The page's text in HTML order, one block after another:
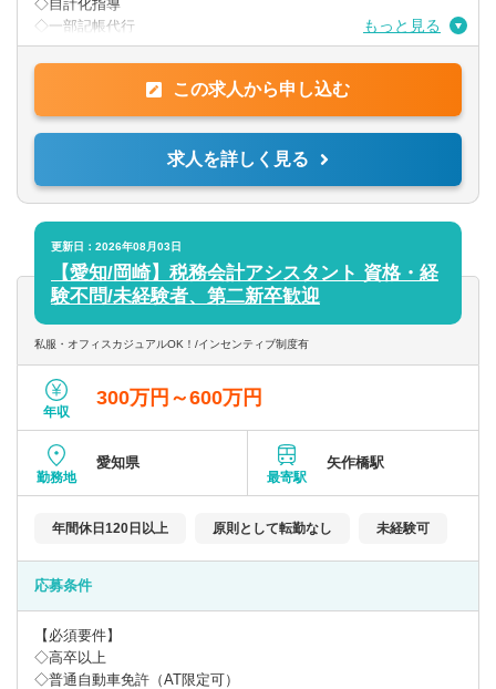
◇自分事としてとらえることができること
◇新しいことに興味のある方
◇周囲の人と協力し、業務を勧められる方
◇成長意欲・向上心のある方
◇自計化指導
◇一部記帳代行
監査担当者として顧客先を訪問し、
自計化支援や税務業務のサポートをします。
※入社後半年以内には顧客担当をお任せいたします。
記帳代行先については入力担当者にお願いして入力してもらいま
す。
※自身で入力していただく場合もございます。
【特徴】
◇岩月靖夫税理士事務所は税務だけではなく、成長経営にこだわ
る税理士事務所です。
◇成長経営のパートナーとして、長期的に寄り添いながら質の良
い確かなサービスを提供しています。
◇個人：法人は7：3です。
TKC・MF
もっと見る
この求人から申し込む
求人を詳しく見る
更新日：2026年08月03日
【愛知/岡崎】税務会計アシスタント 資格・経
験不問/未経験者、第二新卒歓迎
私服・オフィスカジュアルOK！/インセンティブ制度有
年収
300万円～600万円
勤務地
愛知県
最寄駅
矢作橋駅
年間休日120日以上 原則として転勤なし 未経験可
応募条件
【必須要件】
◇高卒以上
◇普通自動車免許（AT限定可）